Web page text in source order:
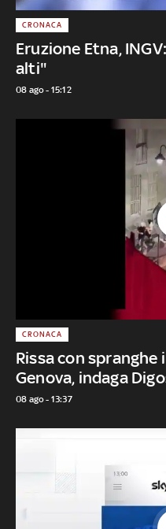
Eruzione Etna,
alti"
CRONACA
08 ago - 15:12
Rissa con
Genova, indaga
CRONACA
08 ago - 13:37